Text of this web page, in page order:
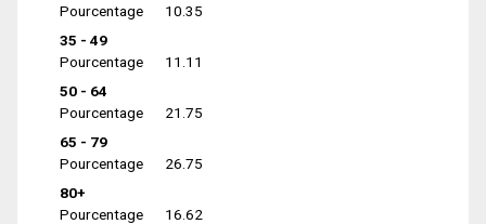
Pourcentage
10.35
35 - 49
Pourcentage
11.11
50 - 64
Pourcentage
21.75
65 - 79
Pourcentage
26.75
80+
Pourcentage
16.62